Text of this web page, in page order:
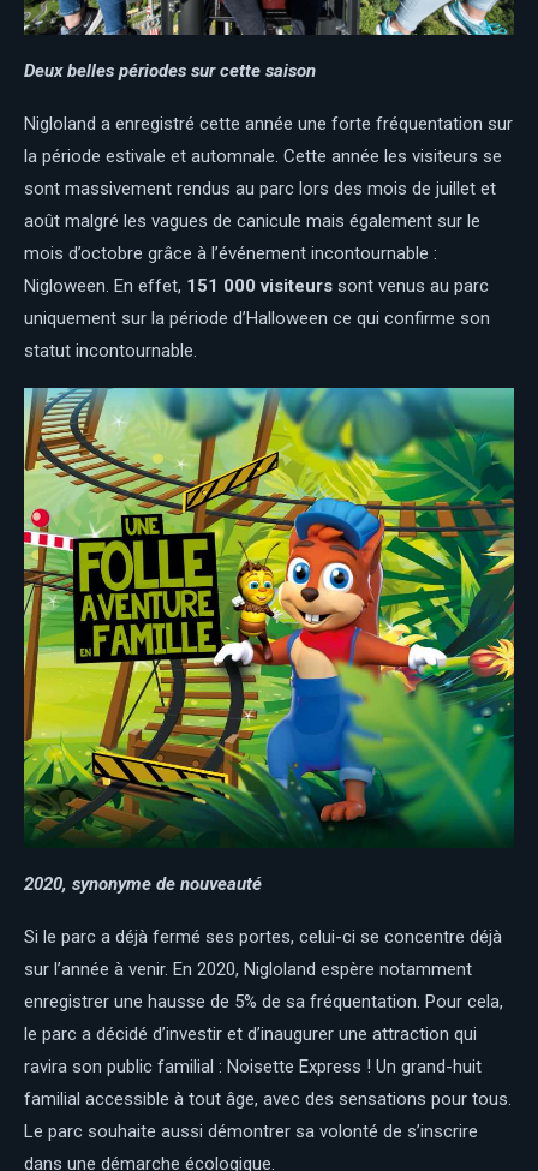
Deux belles périodes sur cette saison
Nigloland a enregistré cette année une forte fréquentation sur
la période estivale et automnale. Cette année les visiteurs se
sont massivement rendus au parc lors des mois de juillet et
août malgré les vagues de canicule mais également sur le
mois d’octobre grâce à l’événement incontournable :
Nigloween. En effet, 151 000 visiteurs sont venus au parc
uniquement sur la période d’Halloween ce qui confirme son
statut incontournable.
2020, synonyme de nouveauté
Si le parc a déjà fermé ses portes, celui-ci se concentre déjà
sur l’année à venir. En 2020, Nigloland espère notamment
enregistrer une hausse de 5% de sa fréquentation. Pour cela,
le parc a décidé d’investir et d’inaugurer une attraction qui
ravira son public familial : Noisette Express ! Un grand-huit
familial accessible à tout âge, avec des sensations pour tous.
Le parc souhaite aussi démontrer sa volonté de s’inscrire
dans une démarche écologique.